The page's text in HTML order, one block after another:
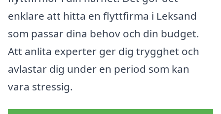
enklare att hitta en flyttfirma i Leksand
som passar dina behov och din budget.
Att anlita experter ger dig trygghet och
avlastar dig under en period som kan
vara stressig.